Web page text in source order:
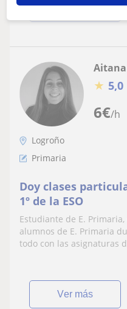
ver más
6€/h
Aitana
★ 5,0
Logroño
Primaria
Doy clases
1º de la ESO
Estudiante de E.
alumnos de E. Primaria
todo con las asignaturas
ver más